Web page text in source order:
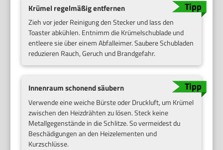
Krümel regelmäßig entfernen
Zieh vor jeder Reinigung den Stecker und lass den
Toaster abkühlen. Entnimm die Krümelschublade und
entleere sie über einem Abfalleimer. Saubere Schubladen
reduzieren Rauch, Geruch und Brandgefahr.
Innenraum schonend säubern
Verwende eine weiche Bürste oder Druckluft, um Krümel
zwischen den Heizdrähten zu lösen. Steck keine
Metallgegenstände in die Schlitze. So vermeidest du
Beschädigungen an den Heizelementen und
Kurzschlüsse.